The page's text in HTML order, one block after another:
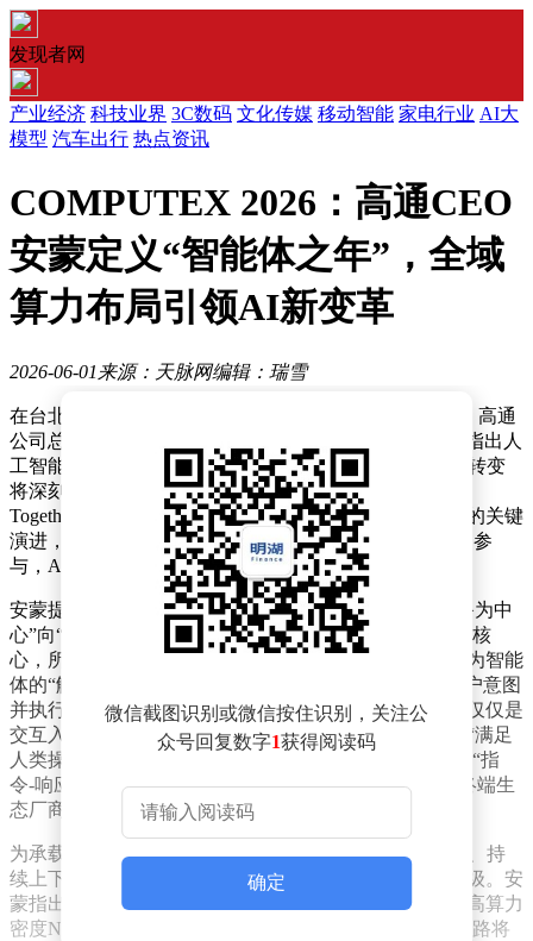
发现者网
产业经济 科技业界 3C数码 文化传媒 移动智能 家电行业 AI大
模型 汽车出行 热点资讯
COMPUTEX 2026：高通CEO
安蒙定义“智能体之年”，全域
算力布局引领AI新变革
2026-06-01 来源：天脉网编辑：瑞雪
在台北国际电脑展（COMPUTEX）的开幕主题演讲中，高通
公司总裁兼CEO安蒙将2026年定义为“智能体之年”，并指出人
工智能（AI）正从概念验证阶段迈向规模化商用，这一转变
将深刻重塑人类与技术的互动方式。本届展会以“AI
Together”为主题，聚焦AI技术从模型训练到智能体落地的关键
演进，吸引了英伟达、英特尔、AMD等全球芯片巨头的参
与，AI计算成为核心议题。
安蒙提出，智能体时代的到来标志着产业生态从“以设备为中
心”向“以智能体为中心”迁移。过去，手机是数字生活的核
心，所有应用和设备均围绕其展开；未来，硬件将转变为智能
体的“触点”，通过跨设备、跨场景的协同，主动理解用户意图
并执行任务。这一变革将重新定义终端价值：设备不再仅仅是
交互入口，而是成为智能体的执行终端，硬件设计需从“满足
人类操作”转向“支撑智能体自主运行”。交互模式也将从“指
令-响应”升级为“感知-规划-协同-完成”的主动服务链，终端生
态厂商的竞争焦点将转向智能体适配与生态构建能力。
为承载智能体的特性——如7×24小时运行、跨系统协同、持
续上下文感知和自主决策——现有终端需进行革命性升级。安
蒙指出，硬件架构需重构：高能效CPU负责任务编排，高算力
密度NPU/GPU运行本地模型，传统“重GPU轻CPU”的思路将
微信截图识别或微信按住识别，关注公
众号回复数字1获得阅读码
确定